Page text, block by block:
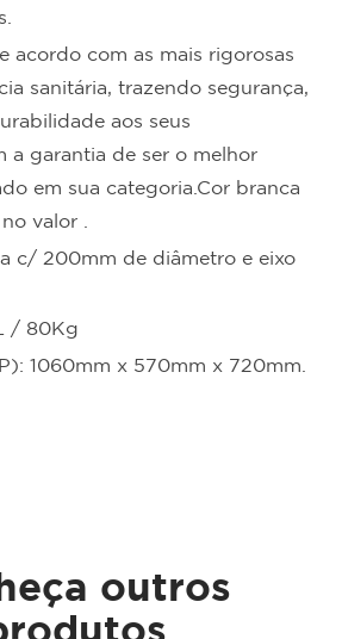
acordo com as mais rigorosas
sanitária, trazendo segurança,
aos seus
a garantia de ser o melhor
em sua categoria.Cor branca
valor .
c/ 200mm de diâmetro e eixo
/ 80Kg
1060mm x 570mm x 720mm.
outros